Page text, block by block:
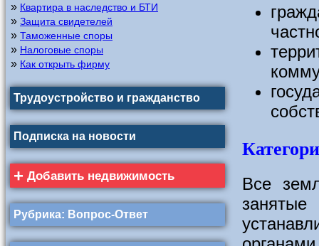
» Квартира в наследство и БТИ
» Защита свидетелей
» Таможенные споры
» Налоговые споры
» Как открыть фирму
Трудоустройство и гражданство
Подписка на новости
+ Добавить недвижимость
Рубрика: Вопрос-Ответ
Все